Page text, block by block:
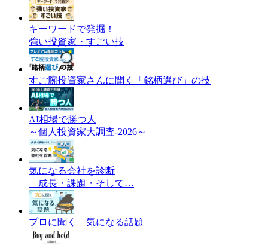
キーワードで発掘！
強い投資家・すごい技
すご腕投資家さんに聞く「銘柄選び」の技
AI相場で勝つ人
～個人投資家大調査-2026～
気になる会社を診断
成長・課題・そして…
プロに聞く 気になる話題